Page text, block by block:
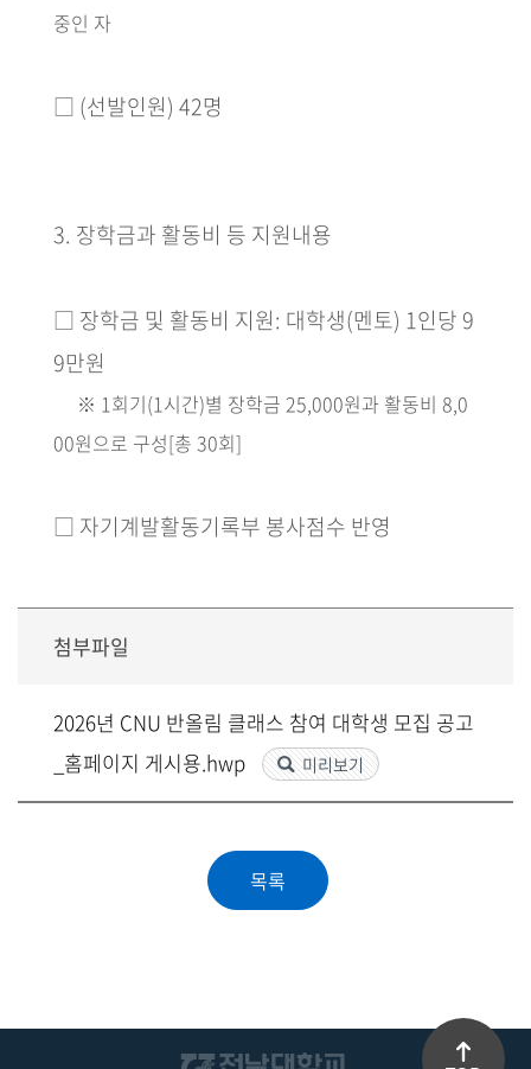
중인 자
□ (선발인원) 42명
3. 장학금과 활동비 등 지원내용
□ 장학금 및 활동비 지원: 대학생(멘토) 1인당 9
9만원
※ 1회기(1시간)별 장학금 25,000원과 활동비 8,0
00원으로 구성[총 30회]
□ 자기계발활동기록부 봉사점수 반영
첨부파일
2026년 CNU 반올림 클래스 참여 대학생 모집 공고
_홈페이지 게시용.hwp
미리보기